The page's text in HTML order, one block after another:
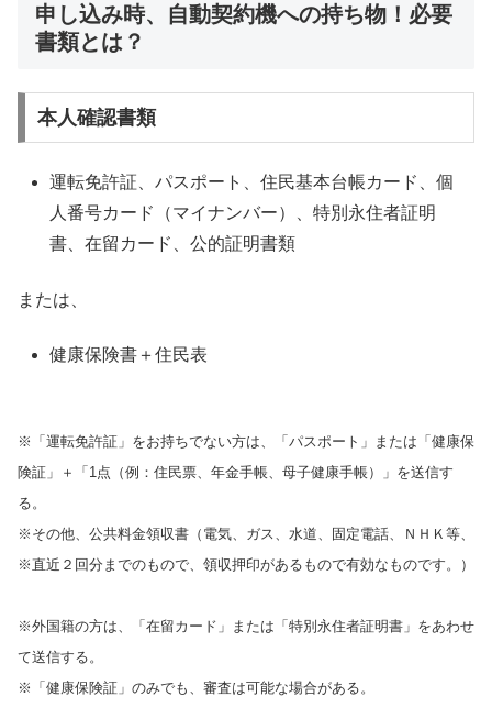
申し込み時、自動契約機への持ち物！必要
書類とは？
本人確認書類
運転免許証、パスポート、住民基本台帳カード、個
人番号カード（マイナンバー）、特別永住者証明
書、在留カード、公的証明書類
または、
健康保険書＋住民表
※「運転免許証」をお持ちでない方は、「パスポート」または「健康保
険証」＋「1点（例：住民票、年金手帳、母子健康手帳）」を送信す
る。
※その他、公共料金領収書（電気、ガス、水道、固定電話、ＮＨＫ等、
※直近２回分までのもので、領収押印があるもので有効なものです。）
※外国籍の方は、「在留カード」または「特別永住者証明書」をあわせ
て送信する。
※「健康保険証」のみでも、審査は可能な場合がある。